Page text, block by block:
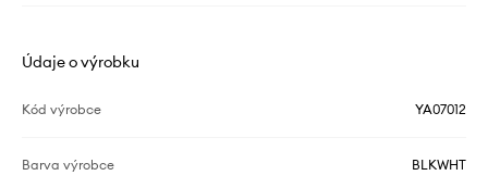
Údaje o výrobku
Kód výrobce YA07012
Barva výrobce BLKWHT